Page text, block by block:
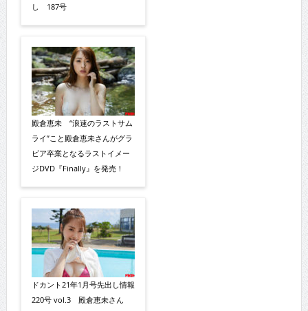
し 187号
殿倉恵未 “浪速のラストサム
ライ”こと殿倉恵未さんがグラ
ビア卒業となるラストイメー
ジDVD『Finally』を発売！
ドカント21年1月号先出し情報
220号 vol.3 殿倉恵未さん